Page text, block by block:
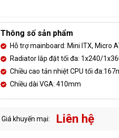
Thông số sản phẩm
Hỗ trợ mainboard: Mini ITX, Micro
Radiator lắp đặt tối đa: 1x240/
Chiều cao tản nhiệt CPU tối
Chiều dài VGA: 410mm
Giá khuyến mại: Liên hệ